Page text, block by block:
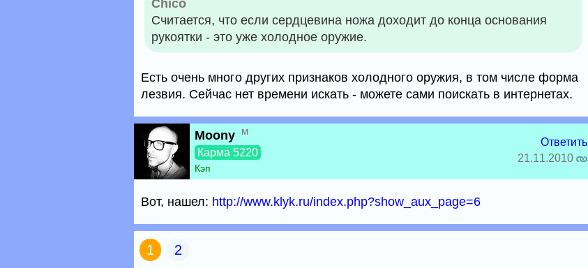
Chico
Считается, что если сердцевина ножа доходит до конца основания
рукоятки - это уже холодное оружие.
Есть очень много других признаков холодного оружия, в том числе форма
лезвия. Сейчас нет времени искать - можете сами поискать в интернетах.
Moony м
Карма 5220
Кэп
Ответить
21.11.2010
Вот, нашел: http://www.klyk.ru/index.php?show_aux_page=6
1 2